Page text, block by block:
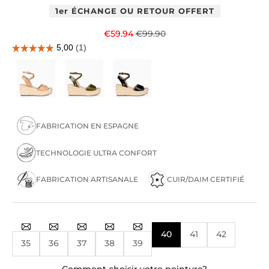
1er ÉCHANGE OU RETOUR OFFERT
Prix de vente
€59.94Prix normal
€99.90
FABRICATION EN ESPAGNE
TECHNOLOGIE ULTRA CONFORT
FABRICATION ARTISANALE CUIR/DAIM CERTIFIÉ
35 36 37 38 39
40 41 42